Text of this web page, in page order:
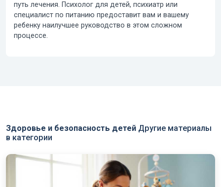
путь лечения. Психолог для детей, психиатр или
специалист по питанию предоставит вам и вашему
ребенку наилучшее руководство в этом сложном
процессе.
Здоровье и безопасность детей Другие материалы
в категории